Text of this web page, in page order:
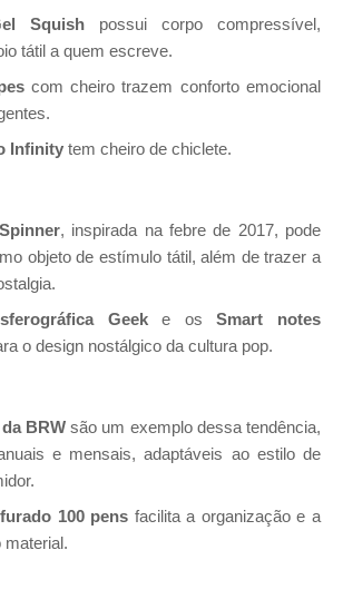
Squish possui corpo compressível,
tátil a quem escreve.
com cheiro trazem conforto emocional
Infinity tem cheiro de chiclete.
, inspirada na febre de 2017, pode
objeto de estímulo tátil, além de trazer a
Geeke osSmart notes
o design nostálgico da cultura pop.
BRWsão um exemplo dessa tendência,
e mensais, adaptáveis ao estilo de
100 pens facilita a organização e a
material.